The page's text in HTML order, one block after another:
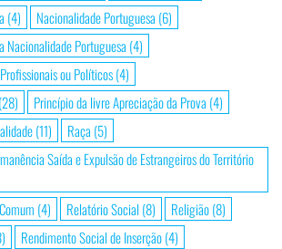
(4) Nacionalidade Portuguesa (6)
Nacionalidade Portuguesa (4)
ou Políticos(4)
(28) Princípio da livre Apreciação da Prova (4)
(11) Raça (5)
Saída e Expulsão de Estrangeiros do Território
(4) Relatório Social (8) Religião(8)
Rendimento Social de Inserção(4)